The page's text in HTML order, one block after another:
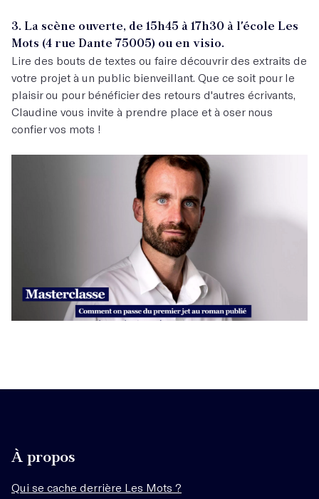
3. La scène ouverte, de 15h45 à 17h30 à l'école Les
Mots (4 rue Dante 75005) ou en visio.
Lire des bouts de textes ou faire découvrir des extraits de
votre projet à un public bienveillant. Que ce soit pour le
plaisir ou pour bénéficier des retours d'autres écrivants,
Claudine vous invite à prendre place et à oser nous
confier vos mots !
À propos
Qui se cache derrière Les Mots ?